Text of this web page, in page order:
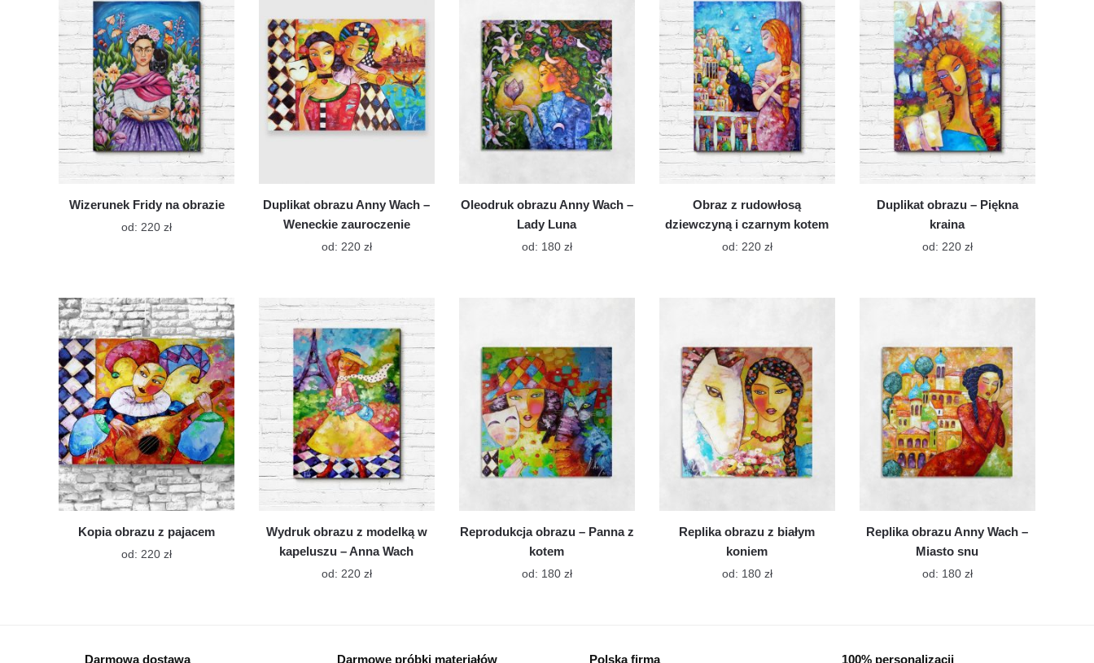
Opcje
można
wybrać
na
stronie
produktu
można
wybrać
na
stronie
produktu
można
wybrać
na
stronie
produktu
Opcje
można
wybrać
na
stronie
produktu
Opcje
można
wybrać
na
stronie
produktu
Wizerunek Fridy na obrazie
od: 220 złTen
wariantów.
Opcje
można
wybrać
na
stronie
produktu
Duplikat obrazu Anny Wach –
Weneckie zauroczenie
od: 220 złTen
wariantów.
Opcje
można
wybrać
na
stronie
produktu
Oleodruk obrazu Anny Wach –
Lady Luna
od: 180 złTen
można
wybrać
na
stronie
produktu
Obraz z rudowłosą
dziewczyną i czarnym kotem
od: 220 złTen
można
wybrać
na
stronie
produktu
Duplikat obrazu – Piękna
kraina
od: 220 złTen
można
wybrać
na
stronie
produktu
Kopia obrazu z pajacem
od: 220 złTen
Wydruk obrazu z modelką w
kapeluszu – Anna Wach
od: 220 złTen
Reprodukcja obrazu – Panna z
kotem
od: 180 złTen
Replika obrazu z białym
koniem
od: 180 złTen
Replika obrazu Anny Wach –
Miasto snu
od: 180 złTen
Darmowa dostawa Darmowe próbki materiałów Polska firma 100% personalizacji